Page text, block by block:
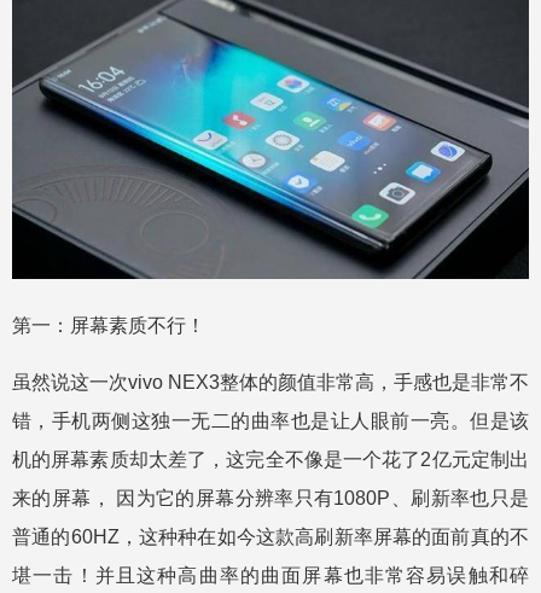
第一：屏幕素质不行！
虽然说这一次vivo NEX3整体的颜值非常高，手感也是非常不
错，手机两侧这独一无二的曲率也是让人眼前一亮。但是该
机的屏幕素质却太差了，这完全不像是一个花了2亿元定制出
来的屏幕， 因为它的屏幕分辨率只有1080P、刷新率也只是
普通的60HZ，这种种在如今这款高刷新率屏幕的面前真的不
堪一击！并且这种高曲率的曲面屏幕也非常容易误触和碎